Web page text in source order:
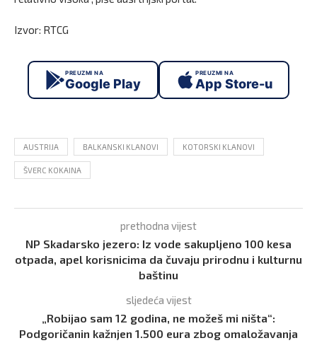
Izvor: RTCG
PREUZMI NA
Google Play
PREUZMI NA
App Store-u
AUSTRIJA BALKANSKI KLANOVI KOTORSKI KLANOVI
ŠVERC KOKAINA
prethodna vijest
NP Skadarsko jezero: Iz vode sakupljeno 100 kesa
otpada, apel korisnicima da čuvaju prirodnu i kulturnu
baštinu
sljedeća vijest
„Robijao sam 12 godina, ne možeš mi ništa“:
Podgoričanin kažnjen 1.500 eura zbog omaložavanja